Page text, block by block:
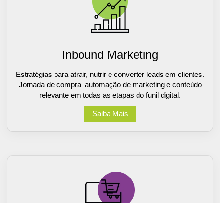
Inbound Marketing
Estratégias para atrair, nutrir e converter leads em clientes.
Jornada de compra, automação de marketing e conteúdo
relevante em todas as etapas do funil digital.
Saiba Mais